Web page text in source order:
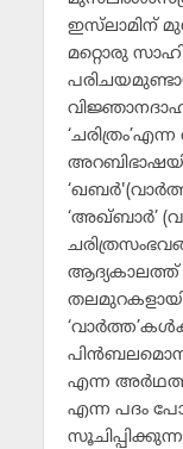
ഇസ്‌ലാമിന്
മറ്റൊരു
‘അഖ്ബാര്‍’
ആദ്യകാലത്ത്
എന്ന
എന്ന പദം